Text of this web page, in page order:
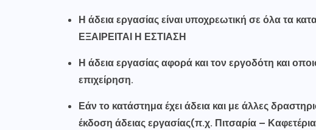
Η άδεια εργασίας είναι υποχρεωτική σε όλα τα
ΕΞΑΙΡΕΙΤΑΙ Η ΕΣΤΙΑΣΗ
Η άδεια εργασίας αφορά και τον εργοδότη και
επιχείρηση.
Εάν το κατάστημα έχει άδεια και με άλλες
έκδοση άδειας εργασίας(π.χ. Πιτσαρία –